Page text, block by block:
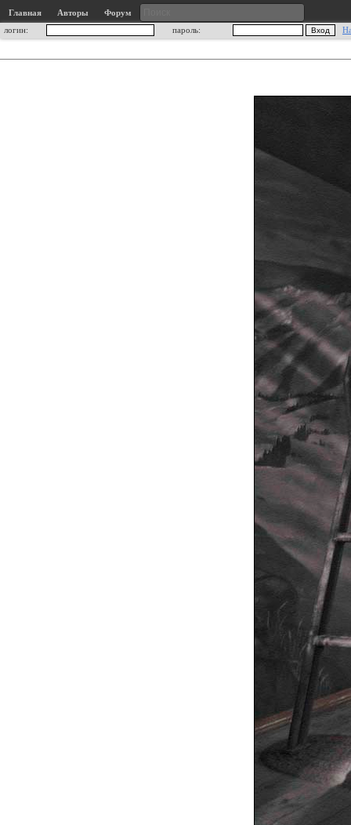
Главная Авторы
Форум
логин:
пароль: